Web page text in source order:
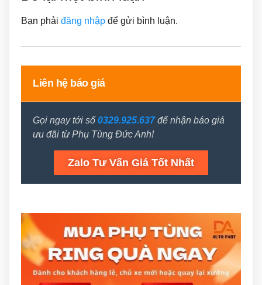
Bạn phải đăng nhập để gửi bình luận.
Liên hệ báo giá
Gọi ngay tới số 0329.925.637để nhận báo giá
ưu đãi từ Phụ Tùng Đức Anh!
Zalo Tư Vấn Giá Tốt Nhất